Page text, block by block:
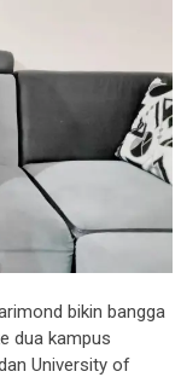
bikin bangga
dua kampus
University of